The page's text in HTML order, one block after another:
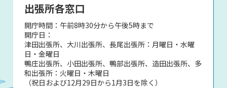
出張所各窓口
開庁時間：午前8時30分から午後5時まで
開庁日：
津田出張所、大川出張所、長尾出張所：月曜日・水曜
日・金曜日
鴨庄出張所、小田出張所、鴨部出張所、造田出張所、多
和出張所：火曜日・木曜日
（祝日および12月29日から1月3日を除く）